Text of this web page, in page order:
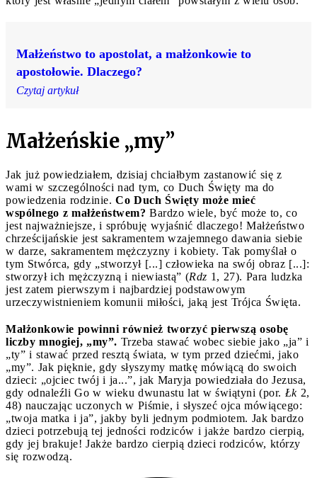
Małżeństwo to apostolat, a małżonkowie to
apostołowie. Dlaczego?
Czytaj artykuł
Małżeńskie „my”
Jak już powiedziałem, dzisiaj chciałbym zastanowić się z
wami w szczególności nad tym, co Duch Święty ma do
powiedzenia rodzinie. Co Duch Święty może mieć
wspólnego z małżeństwem? Bardzo wiele, być może to, co
jest najważniejsze, i spróbuję wyjaśnić dlaczego! Małżeństwo
chrześcijańskie jest sakramentem wzajemnego dawania siebie
w darze, sakramentem mężczyzny i kobiety. Tak pomyślał o
tym Stwórca, gdy „stworzył [...] człowieka na swój obraz [...]:
stworzył ich mężczyzną i niewiastą” (Rdz 1, 27). Para ludzka
jest zatem pierwszym i najbardziej podstawowym
urzeczywistnieniem komunii miłości, jaką jest Trójca Święta.
Małżonkowie powinni również tworzyć pierwszą osobę
liczby mnogiej, „my”. Trzeba stawać wobec siebie jako „ja” i
„ty” i stawać przed resztą świata, w tym przed dziećmi, jako
„my”. Jak pięknie, gdy słyszymy matkę mówiącą do swoich
dzieci: „ojciec twój i ja...”, jak Maryja powiedziała do Jezusa,
gdy odnaleźli Go w wieku dwunastu lat w świątyni (por. Łk2,
48) nauczając uczonych w Piśmie, i słyszeć ojca mówiącego:
„twoja matka i ja”, jakby byli jednym podmiotem. Jak bardzo
dzieci potrzebują tej jedności rodziców i jakże bardzo cierpią,
gdy jej brakuje! Jakże bardzo cierpią dzieci rodziców, którzy
się rozwodzą.